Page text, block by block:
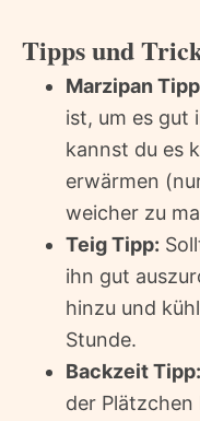
Tipps und
Marzipan
ist, um es gut
kannst du es
erwärmen
weicher zu
Teig Tipp:
ihn gut
hinzu und
Stunde.
Backzeit Tipp:
der Plätzchen